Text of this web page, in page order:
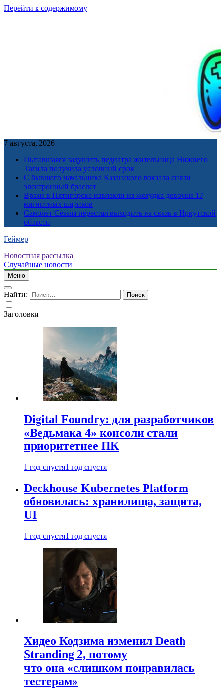
Перейти к содержимому
7 августа, 2026
Пытавшаяся задушить педиатра жительница Нижнего
Тагила получила условный срок
С бывшего начальника Казанского вокзала сняли
электронный браслет
Врачи в Пятигорске извлекли из желудка девочки 17
магнитных шариков
Самолет Cessna перестал выходить на связь в Иркутской
области
Геймер
Новостная рассылка
Случайные новости
Меню
Найти:
Заголовки
Digital Foundry: для разработчиков
«Ведьмака 4» консоли стали
приоритетнее ПК
1 год спустя1 год спустя
Deckhouse Kubernetes Platform
обновилась: хранилища, защита,
UI
1 год спустя1 год спустя
Хидео Кодзима изменил Death
Stranding 2, потому
что она «слишком понравилась
тестерам»